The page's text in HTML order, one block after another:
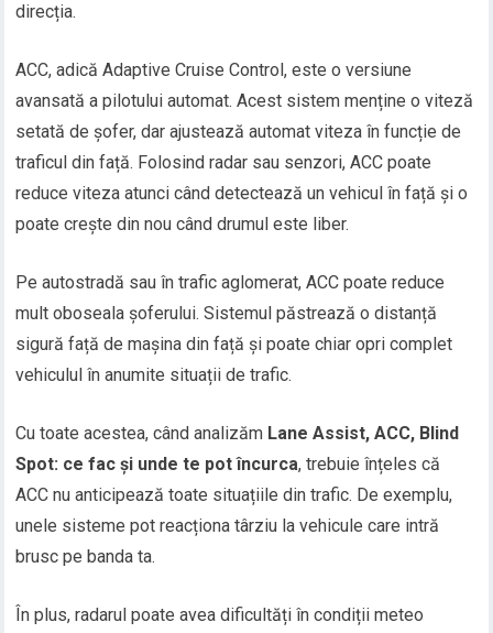
direcția.
ACC, adică Adaptive Cruise Control, este o versiune
avansată a pilotului automat. Acest sistem menține o viteză
setată de șofer, dar ajustează automat viteza în funcție de
traficul din față. Folosind radar sau senzori, ACC poate
reduce viteza atunci când detectează un vehicul în față și o
poate crește din nou când drumul este liber.
Pe autostradă sau în trafic aglomerat, ACC poate reduce
mult oboseala șoferului. Sistemul păstrează o distanță
sigură față de mașina din față și poate chiar opri complet
vehiculul în anumite situații de trafic.
Cu toate acestea, când analizăm Lane Assist, ACC, Blind
Spot: ce fac și unde te pot încurca, trebuie înțeles că
ACC nu anticipează toate situațiile din trafic. De exemplu,
unele sisteme pot reacționa târziu la vehicule care intră
brusc pe banda ta.
În plus, radarul poate avea dificultăți în condiții meteo